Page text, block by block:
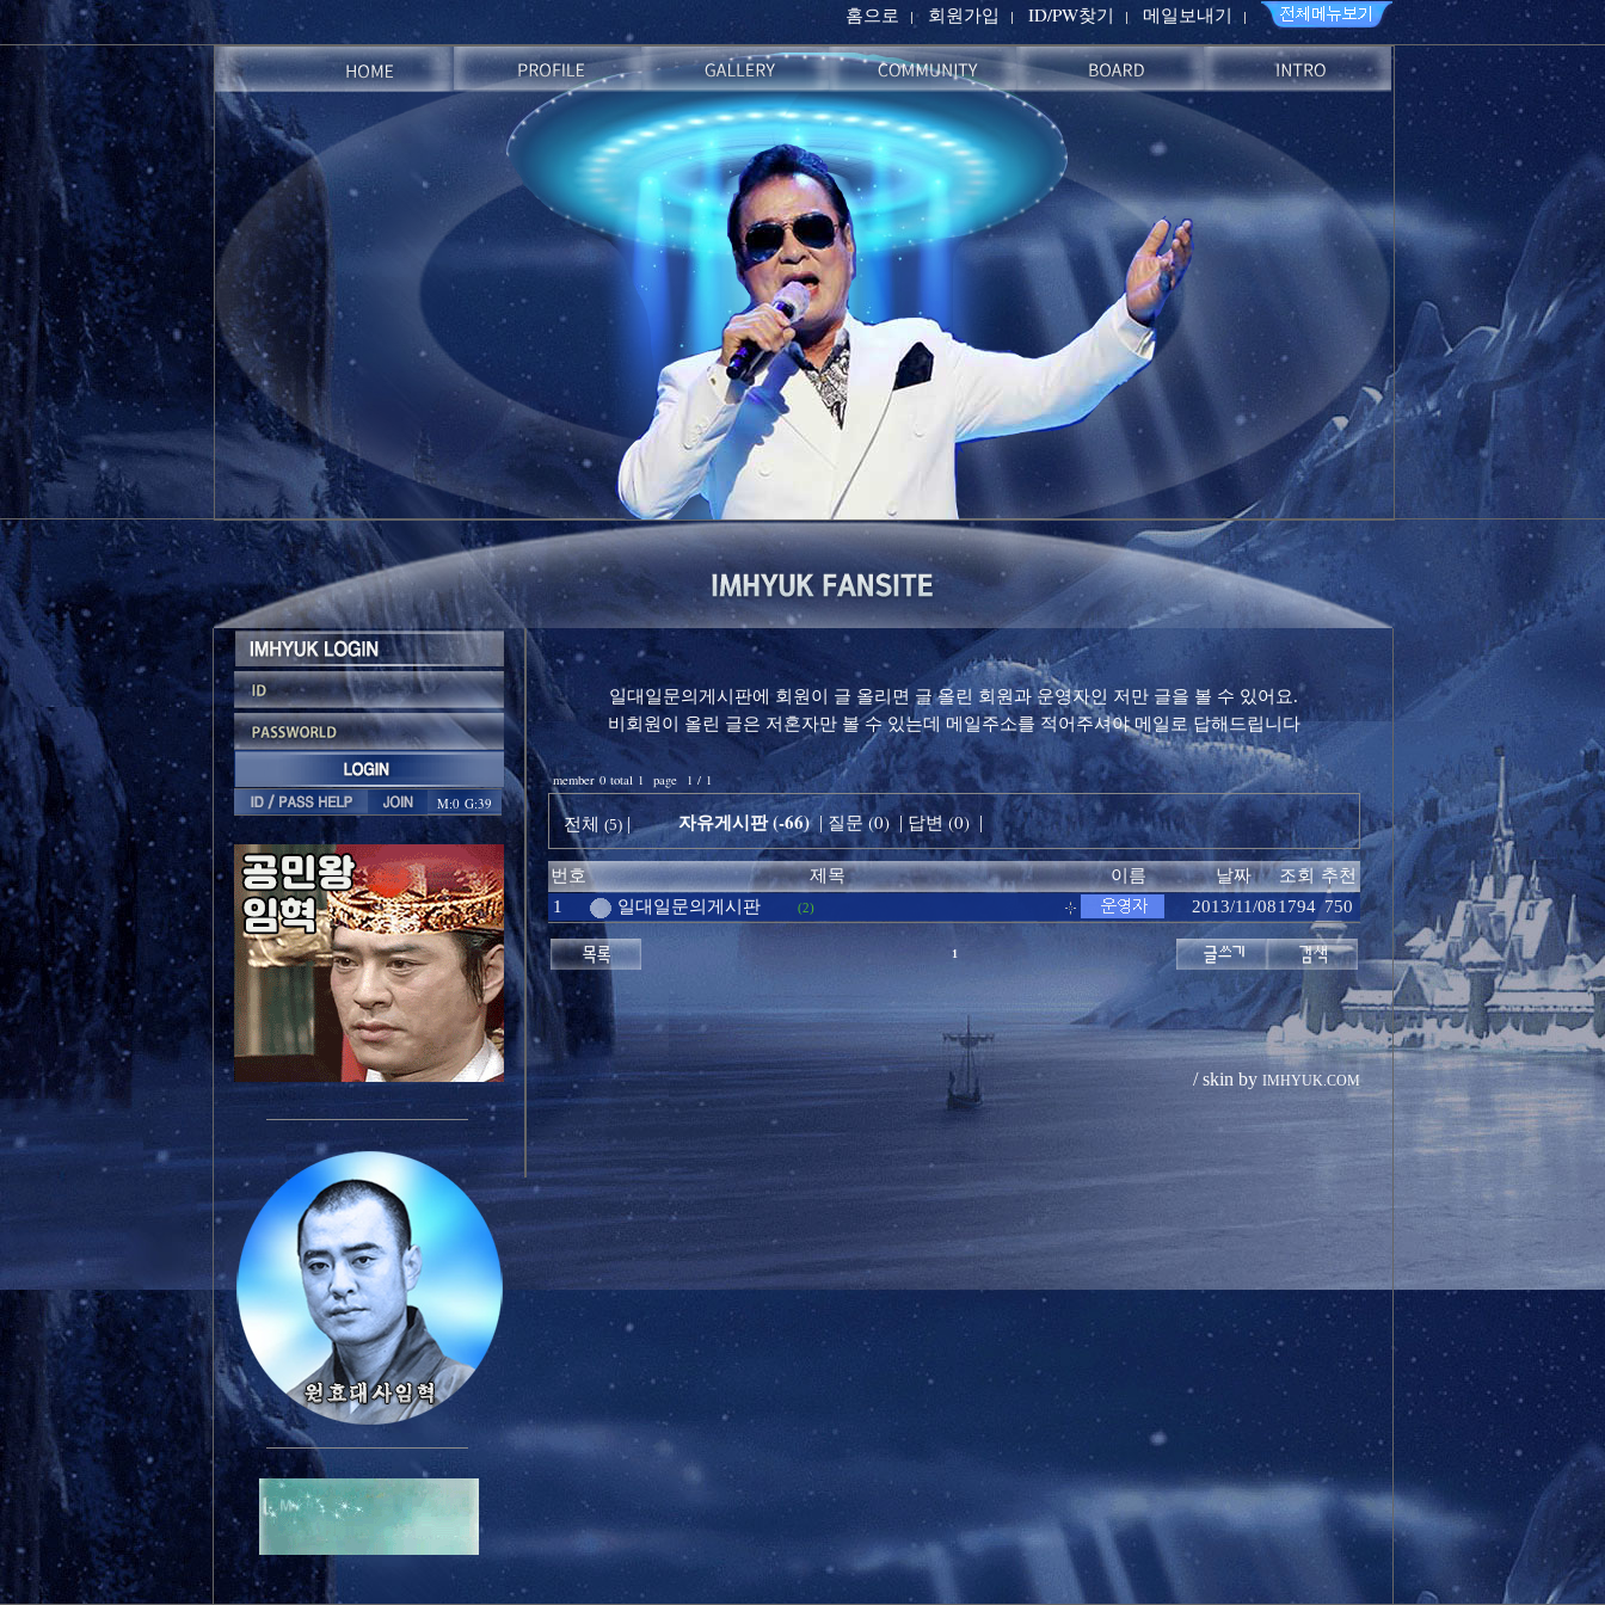
홈으로 회원가입 ID/PW찾기 메일보내기
M:0 G:39
일대일문의게시판에 회원이 글 올리면 글 올린 회원과 운영자인 저만 글을 볼 수 있어요.
비회원이 올린 글은 저혼자만 볼 수 있는데 메일주소를 적어주셔야 메일로 답해드립니다
member 0 total 1 page 1 / 1
전체 (5)| 자유게시판 (-66) | 질문 (0) | 답변 (0) |
번호 제목 이름 날짜 조회 추천
1 일대일문의게시판 (2) 2013/11/081794 750
1
/ skin by IMHYUK.COM